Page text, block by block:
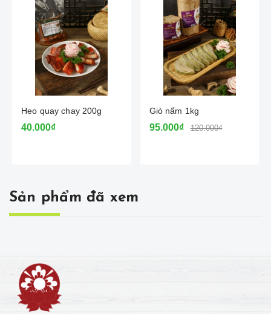
Heo quay chay 200g
40.000₫
Giò nấm 1kg
95.000₫ 120.000₫
Sản phẩm đã xem